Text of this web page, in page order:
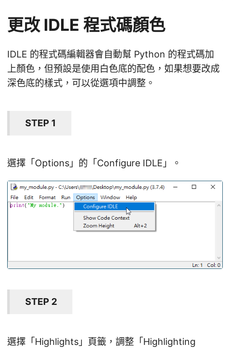
更改 IDLE 程式碼顏色
IDLE 的程式碼編輯器會自動幫 Python 的程式碼加
上顏色，但預設是使用白色底的配色，如果想要改成
深色底的樣式，可以從選項中調整。
STEP 1
選擇「Options」的「Configure IDLE」。
STEP 2
選擇「Highlights」頁籤，調整「Highlighting